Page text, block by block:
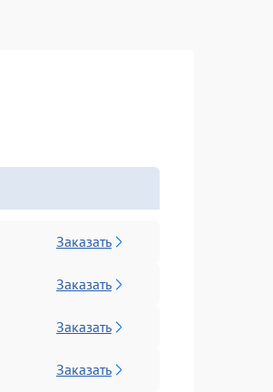
Заказать
Заказать
Заказать
Заказать